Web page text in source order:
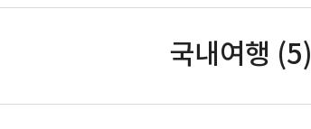
국내여행 (5)